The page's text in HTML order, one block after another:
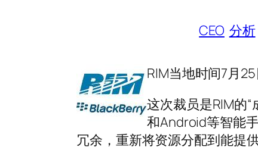
CEO 分析
RIM当地时间7月
这次裁员是RIM的
和Android等智能
冗余，重新将资源分配到能提